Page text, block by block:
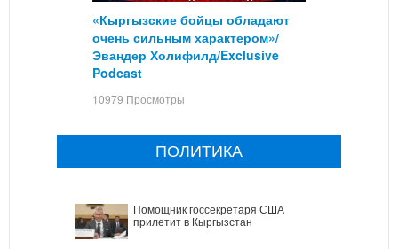
«Кыргызские бойцы обладают
очень сильным характером»/
Эвандер Холифилд/Exclusive
Podcast
10979 Просмотры
ПОЛИТИКА
Помощник госсекретаря США
прилетит в Кыргызстан